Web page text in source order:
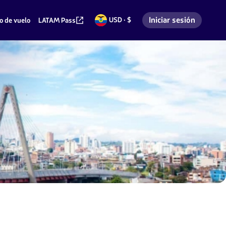
de vuelo LATAM Pass USD · $
Dólares Ingresar a mi cuenta
Iniciar sesión